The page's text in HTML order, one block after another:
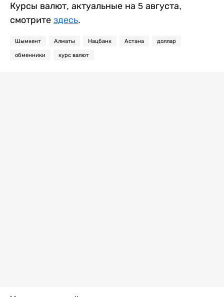
Курсы валют, актуальные на 5 августа,
смотрите здесь.
Шымкент Алматы Нацбанк Астана доллар
обменники курс валют